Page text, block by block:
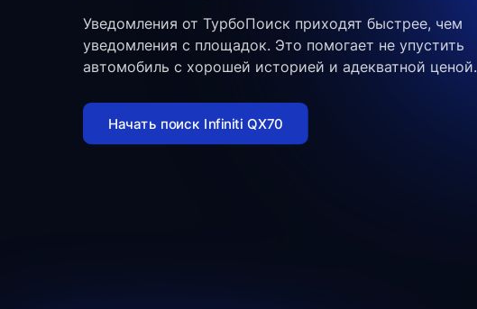
Уведомления от ТурбоПоиск приходят быстрее, чем
уведомления с площадок. Это помогает не упустить
автомобиль с хорошей историей и адекватной ценой.
Начать поиск Infiniti QX70